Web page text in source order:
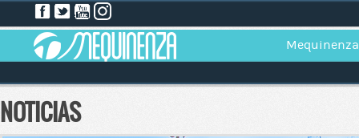
Mequinenza
NOTICIAS